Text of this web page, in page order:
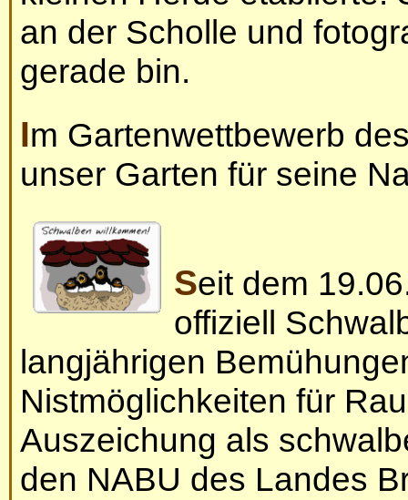
an der Scholle und
gerade bin.
Im Gartenwettbewerb
unser Garten für seine
Seit dem 19.06.2012 sind bei uns nun auch
offiziell
langjährigen
Nistmöglichkeiten für
Auszeichung als
den NABU des Landes